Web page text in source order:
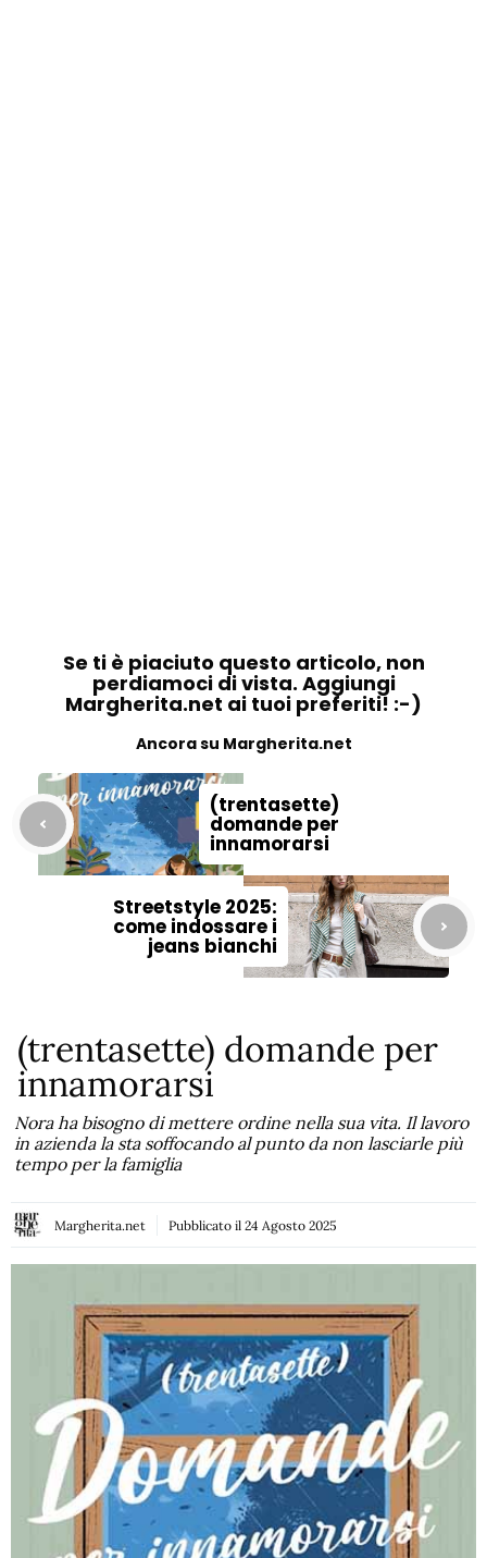
Se ti è piaciuto questo articolo, non
perdiamoci di vista. Aggiungi
Margherita.net ai tuoi preferiti! :-)
Ancora su Margherita.net
(trentasette)
domande per
innamorarsi
Streetstyle 2025:
come indossare i
jeans bianchi
(trentasette) domande per
innamorarsi
Nora ha bisogno di mettere ordine nella sua vita. Il lavoro
in azienda la sta soffocando al punto da non lasciarle più
tempo per la famiglia
Margherita.net Pubblicato il 24 Agosto 2025